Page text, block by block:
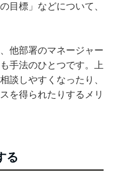
目標」などについて、
他部署のマネージャー
手法のひとつです。上
談しやすくなったり、
を得られたりするメリ
る